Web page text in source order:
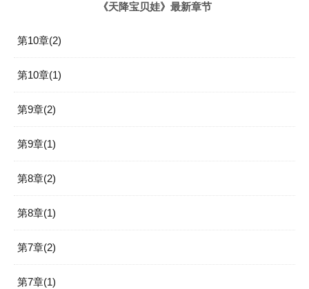
《天降宝贝娃》最新章节
第10章(2)
第10章(1)
第9章(2)
第9章(1)
第8章(2)
第8章(1)
第7章(2)
第7章(1)